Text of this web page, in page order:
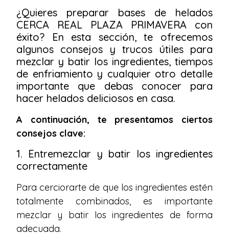
¿Quieres preparar bases de helados
CERCA REAL PLAZA PRIMAVERA con
éxito? En esta sección, te ofrecemos
algunos consejos y trucos útiles para
mezclar y batir los ingredientes, tiempos
de enfriamiento y cualquier otro detalle
importante que debas conocer para
hacer helados deliciosos en casa.
A continuación, te presentamos ciertos
consejos clave:
1. Entremezclar y batir los ingredientes
correctamente
Para cerciorarte de que los ingredientes estén
totalmente combinados, es importante
mezclar y batir los ingredientes de forma
adecuada.